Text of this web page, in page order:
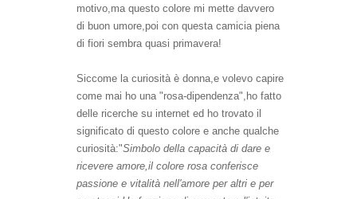
motivo,ma questo colore mi mette davvero
di buon umore,poi con questa camicia piena
di fiori sembra quasi primavera!
Siccome la curiosità è donna,e volevo capire
come mai ho una "rosa-dipendenza",ho fatto
delle ricerche su internet ed ho trovato il
significato di questo colore e anche qualche
curiosità:"Simbolo della capacità di dare e
ricevere amore,il colore rosa conferisce
passione e vitalità nell'amore per altri e per